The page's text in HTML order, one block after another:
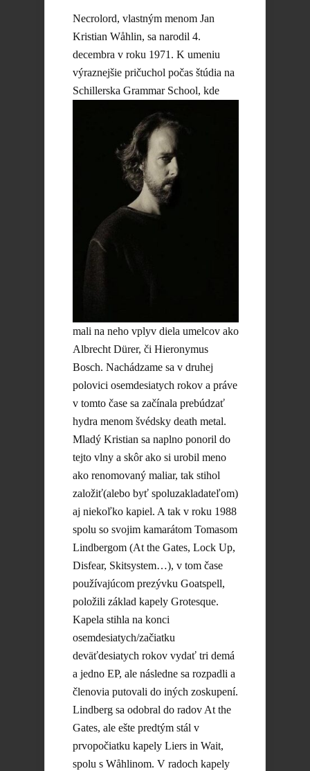
Necrolord, vlastným menom Jan
Kristian Wåhlin, sa narodil 4.
decembra v roku 1971. K umeniu
výraznejšie pričuchol počas štúdia na
Schillerska Grammar School, kde
mali na neho vplyv diela umelcov ako
Albrecht Dürer, či Hieronymus
Bosch. Nachádzame sa v druhej
polovici osemdesiatych rokov a práve
v tomto čase sa začínala prebúdzať
hydra menom švédsky death metal.
Mladý Kristian sa naplno ponoril do
tejto vlny a skôr ako si urobil meno
ako renomovaný maliar, tak stihol
založiť(alebo byť spoluzakladateľom)
aj niekoľko kapiel. A tak v roku 1988
spolu so svojim kamarátom Tomasom
Lindbergom (At the Gates, Lock Up,
Disfear, Skitsystem…), v tom čase
používajúcom prezývku Goatspell,
položili základ kapely Grotesque.
Kapela stihla na konci
osemdesiatych/začiatku
deväťdesiatych rokov vydať tri demá
a jedno EP, ale následne sa rozpadli a
členovia putovali do iných zoskupení.
Lindberg sa odobral do radov At the
Gates, ale ešte predtým stál v
prvopočiatku kapely Liers in Wait,
spolu s Wåhlinom. V radoch kapely